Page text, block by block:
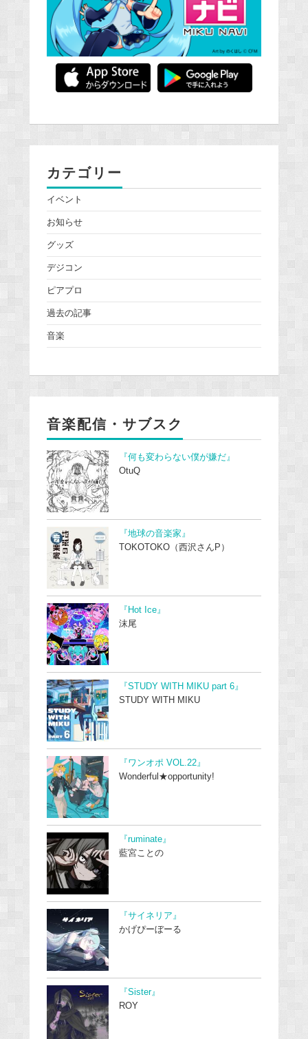
カテゴリー
イベント
お知らせ
グッズ
デジコン
ピアプロ
過去の記事
音楽
音楽配信・サブスク
『何も変わらない僕が嫌だ』
OtuQ
『地球の音楽家』
TOKOTOKO（西沢さんP）
『Hot Ice』
沫尾
『STUDY WITH MIKU part 6』
STUDY WITH MIKU
『ワンオポ VOL.22』
Wonderful★opportunity!
『ruminate』
藍宮ことの
『サイネリア』
かげぴーぼーる
『Sister』
ROY